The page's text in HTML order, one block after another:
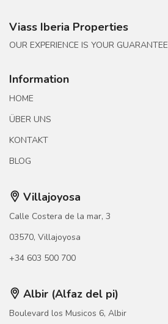
Viass Iberia Properties
OUR EXPERIENCE IS YOUR GUARANTEE
Information
HOME
ÜBER UNS
KONTAKT
BLOG
Villajoyosa
Calle Costera de la mar, 3
03570, Villajoyosa
+34 603 500 700
Albir (Alfaz del pi)
Boulevard los Musicos 6, Albir